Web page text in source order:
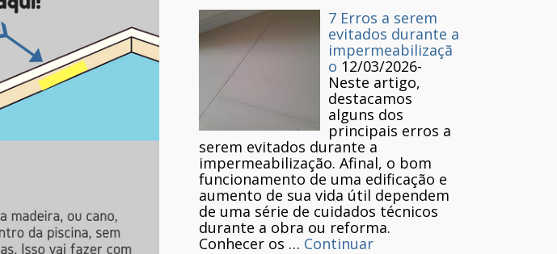
7 Erros a serem
evitados durante a
impermeabilizaçã
o 12/03/2026-
Neste artigo,
destacamos
alguns dos
principais erros a
serem evitados durante a
impermeabilização. Afinal, o bom
funcionamento de uma edificação e
aumento de sua vida útil dependem
de uma série de cuidados técnicos
durante a obra ou reforma.
Conhecer os … Continuar